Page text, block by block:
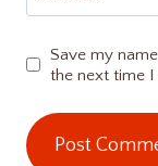
Save my
the next time